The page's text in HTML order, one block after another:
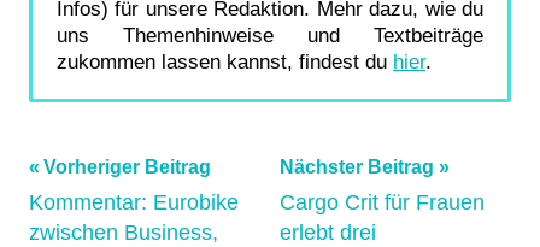
Infos) für unsere Redaktion. Mehr dazu, wie du
uns Themenhinweise und Textbeiträge
zukommen lassen kannst, findest du hier.
Schlagwörter:
archiv_020726,
CargoCrit,
Beitragsnavigation
Vorheriger Beitrag
Kommentar: Eurobike
zwischen Business,
Nächster Beitrag
Cargo Crit für Frauen
erlebt drei